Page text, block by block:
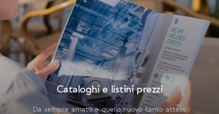
Cataloghi e listini prezzi
Da sempre amato e quello nuovo tanto atteso